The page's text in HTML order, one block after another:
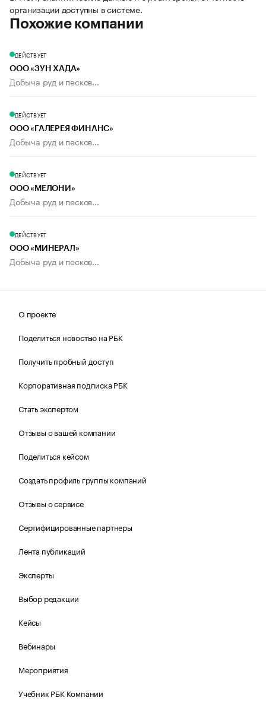
организации доступны в системе.
Похожие компании
ДЕЙСТВУЕТ
ООО «ЗУН ХАДА»
Добыча руд и песков...
ДЕЙСТВУЕТ
ООО «ГАЛЕРЕЯ ФИНАНС»
Добыча руд и песков...
ДЕЙСТВУЕТ
ООО «МЕЛОНИ»
Добыча руд и песков...
ДЕЙСТВУЕТ
ООО «МИНЕРАЛ»
Добыча руд и песков...
О проекте
Поделиться новостью на РБК
Получить пробный доступ
Корпоративная подписка РБК
Стать экспертом
Отзывы о вашей компании
Поделиться кейсом
Создать профиль группы компаний
Отзывы о сервисе
Сертифицированные партнеры
Лента публикаций
Эксперты
Выбор редакции
Кейсы
Вебинары
Мероприятия
Учебник РБК Компании